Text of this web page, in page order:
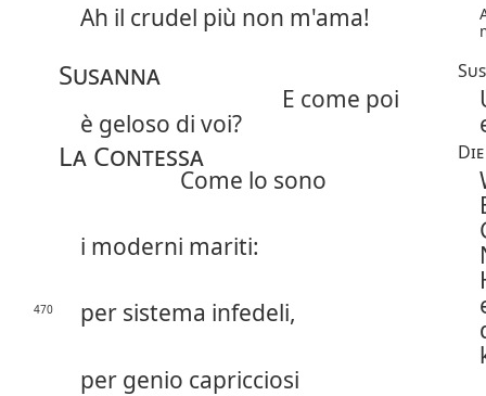
Ah il crudel più non m'ama!
Susanna
E come poi
è geloso di voi?
La Contessa
Come lo sono
i moderni mariti:
470 per sistema infedeli,
per genio capricciosi